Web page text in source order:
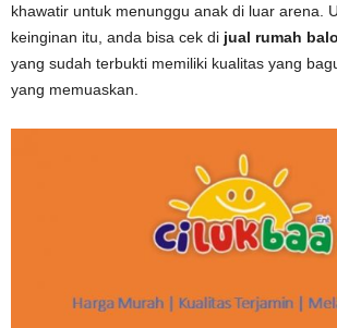
khawatir untuk menunggu anak di luar arena.
keinginan itu, anda bisa cek di jual rumah
yang sudah terbukti memiliki kualitas yang
yang memuaskan.